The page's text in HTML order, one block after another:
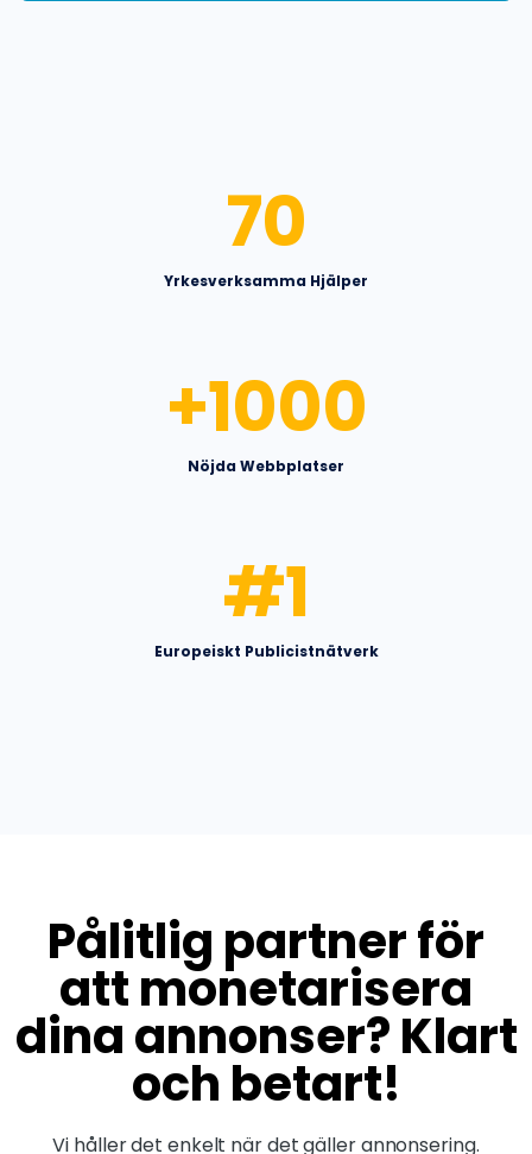
Yrkesverksamma Hjälper
70
Nöjda Webbplatser
+1000
Europeiskt Publicistnätverk
#1
Pålitlig partner för
att monetarisera
dina annonser? Klart
och betart!
Vi håller det enkelt när det gäller annonsering.